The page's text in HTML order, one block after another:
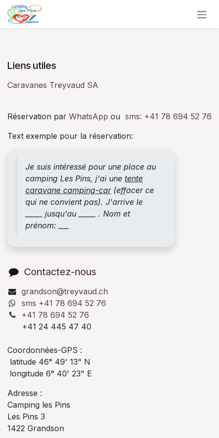
Se rendre au contenu
Liens utiles
Caravanes Treyvaud SA
Réservation par WhatsApp ou sms: +41 78 694 52 76
Text exemple pour la réservation:
Je suis intéressé pour une place au
camping Les Pins, j'ai une tente
caravane camping-car(effacer ce
qui ne convient pas). J'arrive le
_____ jusqu'au _____ . Nom et
prénom: ___
Contactez-nous
grandson@treyvaud.ch
sms +41 78 694 52 76
+41 78 694 52 76
+41 24 445 47 40
Coordonnées-GPS :
latitude 46° 49' 13" N
longitude 6° 40' 23" E
Adresse :
Camping les Pins
Les Pins 3
1422 Grandson